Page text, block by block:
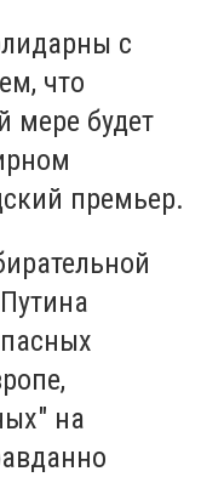
с
что
мере будет
премьер.
на